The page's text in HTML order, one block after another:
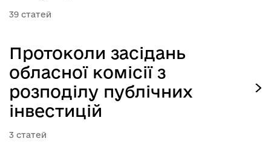
39
Протоколи засідань
обласної комісії з
розподілу публічних
інвестицій
3